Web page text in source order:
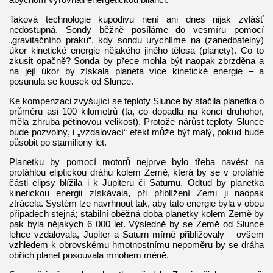
Taková technologie kupodivu není ani dnes nijak zvlášť
nedostupná. Sondy běžně posíláme do vesmíru pomocí
„gravitačního praku“, kdy sondu urychlíme na (zanedbatelný)
úkor kinetické energie nějakého jiného tělesa (planety). Co to
zkusit opačně? Sonda by přece mohla být naopak zbrzděna a
na její úkor by získala planeta více kinetické energie – a
posunula se kousek od Slunce.
Ke kompenzaci zvyšující se teploty Slunce by stačila planetka o
průměru asi 100 kilometrů (ta, co dopadla na konci druhohor,
měla zhruba pětinovou velikost). Protože nárůst teploty Slunce
bude pozvolný, i „vzdalovací“ efekt může být malý, pokud bude
působit po stamiliony let.
Planetku by pomocí motorů nejprve bylo třeba navést na
protáhlou eliptickou dráhu kolem Země, která by se v protáhlé
části elipsy blížila i k Jupiteru či Saturnu. Odtud by planetka
kinetickou energii získávala, při přiblížení Zemi ji naopak
ztrácela. Systém lze navrhnout tak, aby tato energie byla v obou
případech stejná; stabilní oběžná doba planetky kolem Země by
pak byla nějakých 6 000 let. Výsledně by se Země od Slunce
lehce vzdalovala, Jupiter a Saturn mírně přibližovaly – ovšem
vzhledem k obrovskému hmotnostnímu nepoměru by se dráha
obřích planet posouvala mnohem méně.